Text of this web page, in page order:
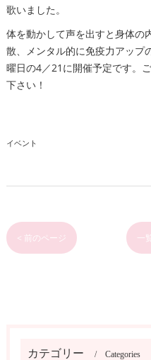
歌いました。
体を動かして声を出すと身体の
散、メンタル的に免疫力アップ
曜日の4／21に開催予定です。
下さい！
イベント
< 前のページ 一
カテゴリー Categories